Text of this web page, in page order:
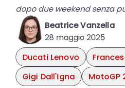
dopo due weekend senza
Beatrice Vanzella
28 maggio 2025
Ducati Lenovo
Gigi Dall'Igna
MotoGP